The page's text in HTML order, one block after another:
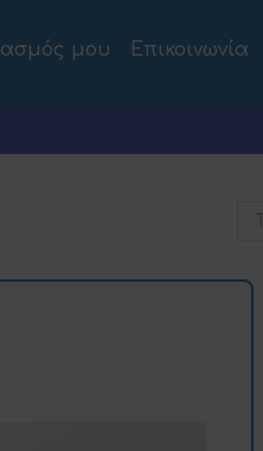
μου Επικοινωνία